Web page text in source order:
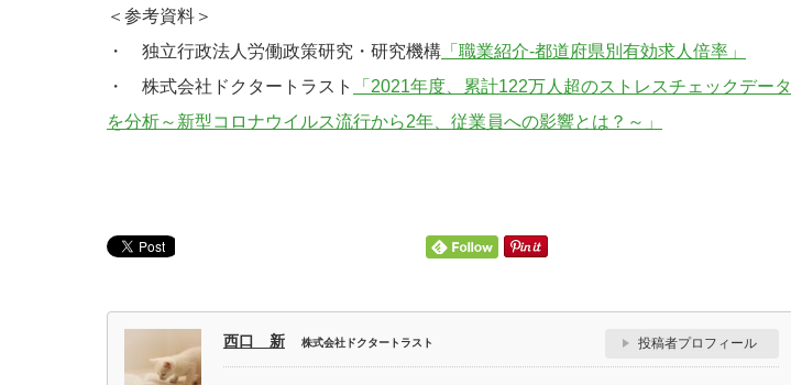
＜参考資料＞
・ 独立行政法人労働政策研究・研究機構 「職業紹介-都道府県別有効求人倍率」
・ 株式会社ドクタートラスト
「2021年度、累計122万人超のストレスチェックデータ
を分析～新型コロナウイルス流行から2年、従業員への影響とは？～」
西口 新 株式会社ドクタートラスト 投稿者プロフィール